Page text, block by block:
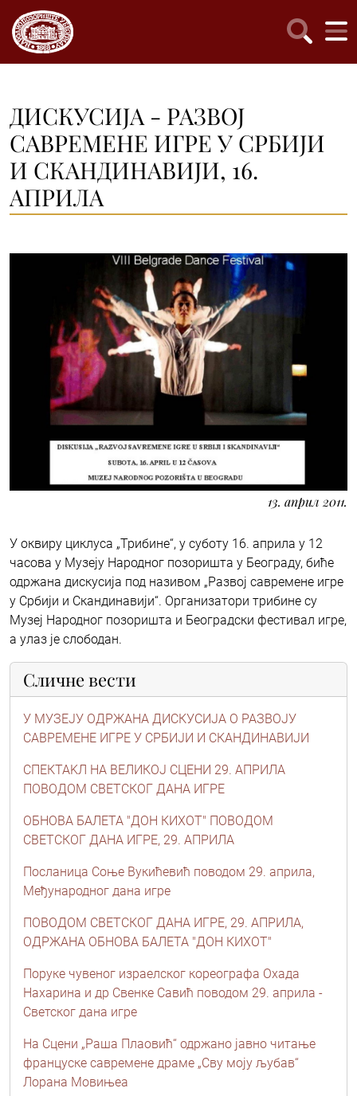
ДИСКУСИЈА - РАЗВОЈ
САВРЕМЕНЕ ИГРЕ У СРБИЈИ
И СКАНДИНАВИЈИ, 16.
АПРИЛА
13. април 2011.
У оквиру циклуса „Трибине“, у суботу 16. априла у 12
часова у Музеју Народног позоришта у Београду, биће
одржана дискусија под називом „Развој савремене игре
у Србији и Скандинавији“. Организатори трибине су
Музеј Народног позоришта и Београдски фестивал игре,
а улаз је слободан.
Сличне вести
У МУЗЕЈУ ОДРЖАНА ДИСКУСИЈА О РАЗВОЈУ
САВРЕМЕНЕ ИГРЕ У СРБИЈИ И СКАНДИНАВИЈИ
СПЕКТАKЛ НА ВЕЛИКОЈ СЦЕНИ 29. АПРИЛА
ПОВОДОМ СВЕТСКОГ ДАНА ИГРЕ
ОБНОВА БАЛЕТА "ДОН КИХОТ" ПОВОДОМ
СВЕТСКОГ ДАНА ИГРЕ, 29. АПРИЛА
Посланица Соње Вукићевић поводом 29. априла,
Међународног дана игре
ПОВОДОМ СВЕТСКОГ ДАНА ИГРЕ, 29. АПРИЛА,
ОДРЖАНА ОБНОВА БАЛЕТА "ДОН КИХОТ"
Порукe чувеног израелског кореографа Охада
Нахарина и др Свенке Савић поводом 29. априла -
Светског дана игре
На Сцени „Раша Плаовић“ одржано јавно читање
француске савремене драме „Сву моју љубав“
Лорана Мовињеа